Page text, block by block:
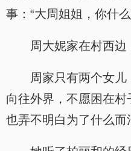
事：“大周姐姐，你什
周大妮家在村西边
周家只有两个女
向往外界，不愿困在
也弄不明白为了什么而